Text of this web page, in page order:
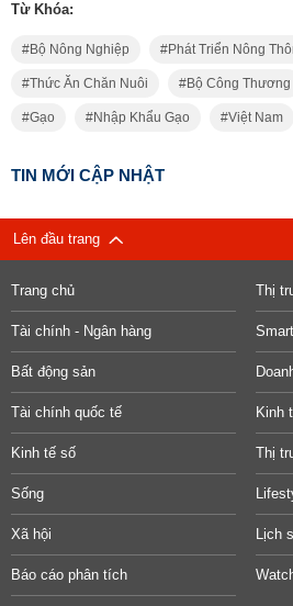
Từ Khóa:
Bộ Nông Nghiệp Phát Triển Nông
Thức Ăn Chăn Nuôi Bộ Công Thương
Gạo Nhập Khẩu Gạo Việt Nam
TIN MỚI CẬP NHẬT
Lên đầu trang
Trang chủ Thị
Tài chính - Ngân hàng
Bất động sản
Tài chính quốc tế Kinh
Kinh tế số Thị
Sống
Xã hội Lịch
Báo cáo phân tích